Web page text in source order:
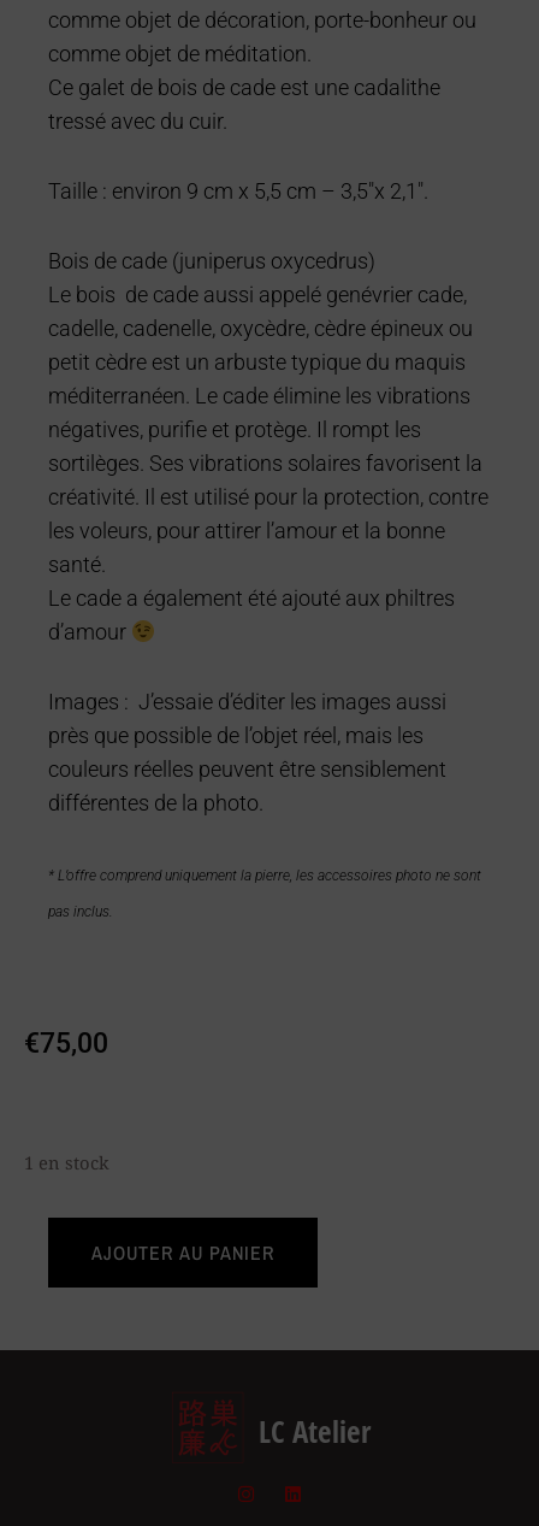
comme objet de décoration, porte-bonheur ou
comme objet de méditation.
Ce galet de bois de cade est une cadalithe
tressé avec du cuir.
Taille : environ 9 cm x 5,5 cm – 3,5″x 2,1″.
Bois de cade (juniperus oxycedrus)
Le bois de cade aussi appelé genévrier cade,
cadelle, cadenelle, oxycèdre, cèdre épineux ou
petit cèdre est un arbuste typique du maquis
méditerranéen. Le cade élimine les vibrations
négatives, purifie et protège. Il rompt les
sortilèges. Ses vibrations solaires favorisent la
créativité. Il est utilisé pour la protection, contre
les voleurs, pour attirer l’amour et la bonne
santé.
Le cade a également été ajouté aux philtres
d’amour
Images : J’essaie d’éditer les images aussi
près que possible de l’objet réel, mais les
couleurs réelles peuvent être sensiblement
différentes de la photo.
* L’offre comprend uniquement la pierre, les accessoires photo ne sont
pas inclus.
€75,00
1 en stock
AJOUTER AU PANIER
LC Atelier